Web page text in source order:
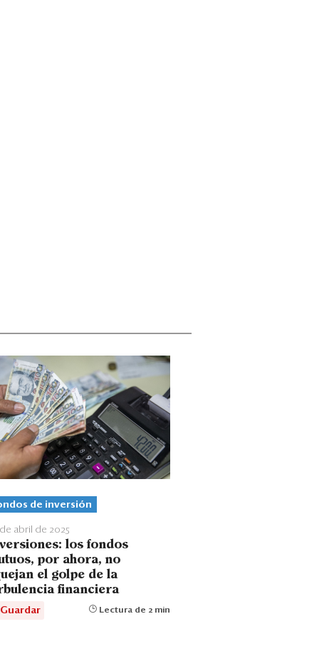
de inversión
abril de 2025
los fondos
por ahora, no
el golpe de la
financiera
Guardar Lectura de 2 min